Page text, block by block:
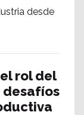
desde
rol del
desafíos